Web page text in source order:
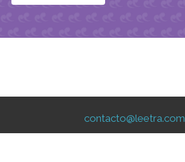
contacto@leetra.com